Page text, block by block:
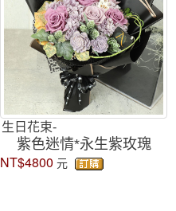
生日花束-
紫色迷情*永生紫玫瑰
NT$4800 元